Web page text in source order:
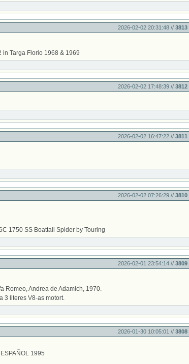
2026-02-02 20:31:48 // 3813
in Targa Florio 1968 & 1969
2026-02-02 17:48:39 // 3812
2026-02-02 16:47:22 // 3811
2026-02-02 07:26:29 // 3810
1750 SS Boattail Spider by Touring
2026-02-01 23:54:14 // 3809
Romeo, Andrea de Adamich, 1970.
3 literes V8-as motort.
2026-01-30 10:05:01 // 3808
1995